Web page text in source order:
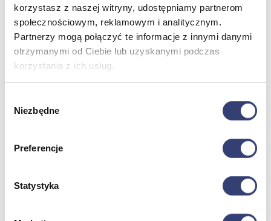
korzystasz z naszej witryny, udostępniamy partnerom
społecznościowym, reklamowym i analitycznym.
Partnerzy mogą połączyć te informacje z innymi danymi
otrzymanymi od Ciebie lub uzyskanymi podczas
korzystania z ich usług.
zgody
Niezbędne
Preferencje
Statystyka
Profilaktyka i diagnostyka
Wróć
Pulsoksymetry
Artykuły Przeciwodleżynowe
Zobacz wszystko
Meble medyczne